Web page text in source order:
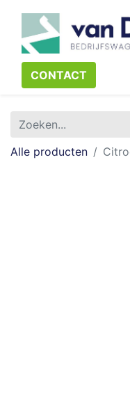
CONTACT​​​​
Alle producten